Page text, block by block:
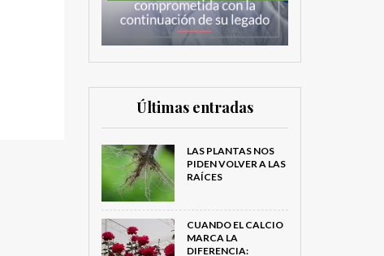
Últimas entradas
LAS PLANTAS NOS
PIDEN VOLVER A LAS
RAÍCES
CUANDO EL CALCIO
MARCA LA
DIFERENCIA: